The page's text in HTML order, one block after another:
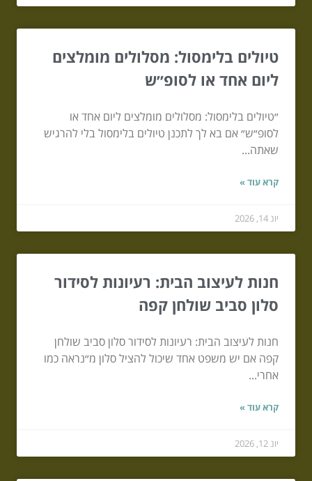
טיולים בלימסול: מסלולים מומלצים
ליום אחד או לסופ״ש
״טיולים בלימסול: מסלולים מומלצים ליום אחד או
לסופ״ש״ אם בא לך לתכנן טיולים בלימסול בלי להרגיש
שאתה...
קרא עוד »
יונ 14, 2026
חנות לעיצוב הבית: רעיונות לסידור
סלון סביב שולחן קפה
חנות לעיצוב הבית: רעיונות לסידור סלון סביב שולחן
קפה אם יש משפט אחד שיכול להציל סלון מ״נראה כמו
אחרי...
קרא עוד »
יונ 12, 2026